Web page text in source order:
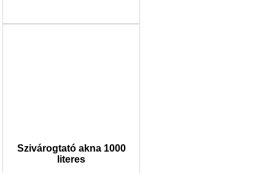
Szivárogtató akna 1000
literes